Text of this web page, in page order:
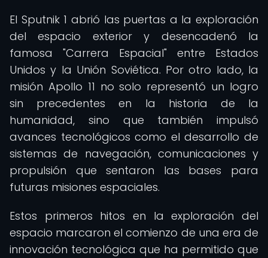
El Sputnik 1 abrió las puertas a la exploración
del espacio exterior y desencadenó la
famosa "Carrera Espacial" entre Estados
Unidos y la Unión Soviética. Por otro lado, la
misión Apollo 11 no solo representó un logro
sin precedentes en la historia de la
humanidad, sino que también impulsó
avances tecnológicos como el desarrollo de
sistemas de navegación, comunicaciones y
propulsión que sentaron las bases para
futuras misiones espaciales.
Estos primeros hitos en la exploración del
espacio marcaron el comienzo de una era de
innovación tecnológica que ha permitido que